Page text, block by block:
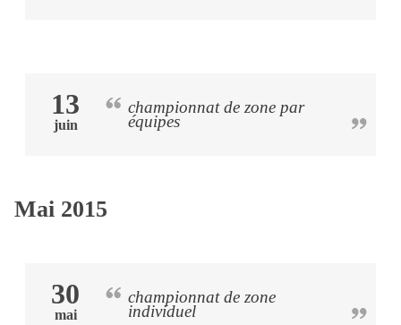
13
juin
championnat de zone par
équipes
Mai 2015
30
mai
championnat de zone
individuel